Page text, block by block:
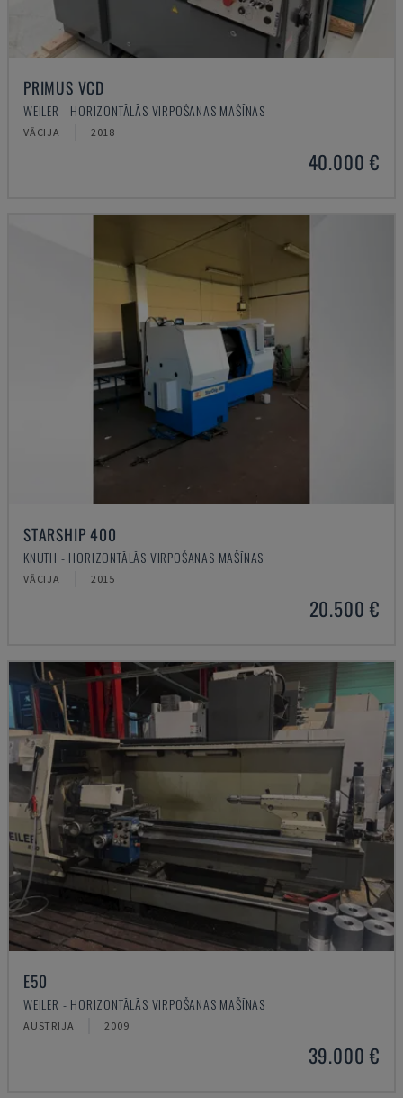
PRIMUS VCD
WEILER - HORIZONTĀLĀS VIRPOŠANAS MAŠĪNAS
VĀCIJA 2018
40.000 €
STARSHIP 400
KNUTH - HORIZONTĀLĀS VIRPOŠANAS MAŠĪNAS
VĀCIJA 2015
20.500 €
E50
WEILER - HORIZONTĀLĀS VIRPOŠANAS MAŠĪNAS
AUSTRIJA 2009
39.000 €